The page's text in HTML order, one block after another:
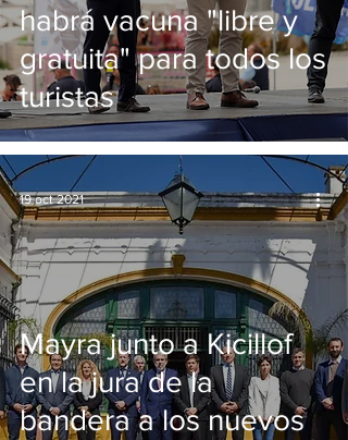
habrá vacuna "libre y
gratuita" para todos los
turistas
Mayra junto a Kicillof
en la jura de la
bandera a los nuevos
19 oct 2021